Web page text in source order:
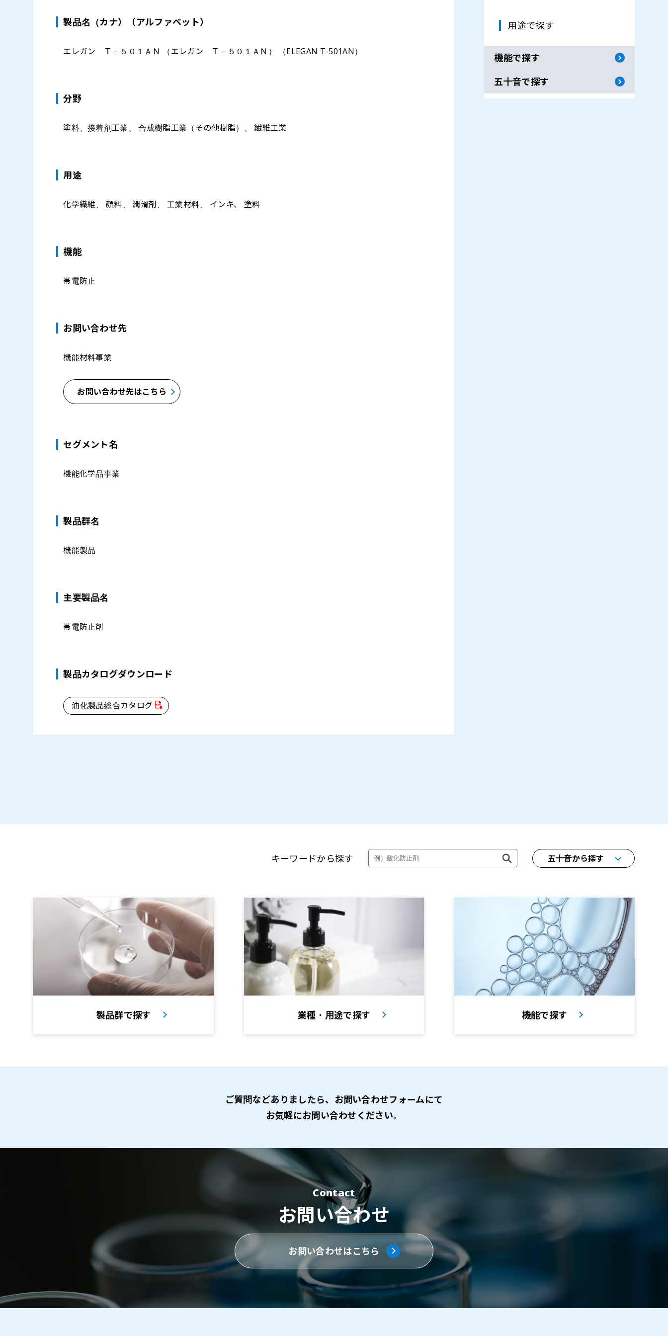
製品名（カナ）（アルファベット）
エレガン Ｔ－５０１ＡＮ （エレガン Ｔ－５０１ＡＮ） （ELEGAN T-501AN）
分野
塗料、接着剤工業、 合成樹脂工業（その他樹脂）、 繊維工業
⽤途
化学繊維、 顔料、 潤滑剤、 工業材料、 インキ、 塗料
機能
帯電防止
お問い合わせ先
機能材料事業
お問い合わせ先はこちら
セグメント名
機能化学品事業
製品群名
機能製品
主要製品名
帯電防止剤
製品カタログダウンロード
油化製品総合カタログ
用途で探す
機能で探す
五十音で探す
キーワードから探す 五十音から探す
製品群で探す 業種・用途で探す 機能で探す
ご質問などありましたら、 お問い合わせフォームにて
お気軽にお問い合わせください。
Contact
お問い合わせ
お問い合わせはこちら